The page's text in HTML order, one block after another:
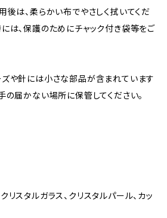
後は、柔らかい布でやさしく拭いてくだ
は、保護のためにチャック付き袋等をご
や針には小さな部品が含まれています
の届かない場所に保管してください。
スタルガラス、クリスタルパール、カッ